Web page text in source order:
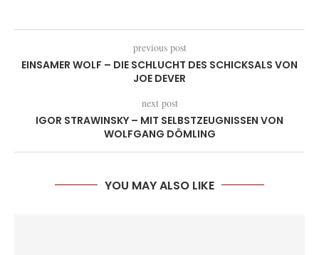
previous post
EINSAMER WOLF – DIE SCHLUCHT DES SCHICKSALS VON
JOE DEVER
next post
IGOR STRAWINSKY – MIT SELBSTZEUGNISSEN VON
WOLFGANG DÖMLING
YOU MAY ALSO LIKE